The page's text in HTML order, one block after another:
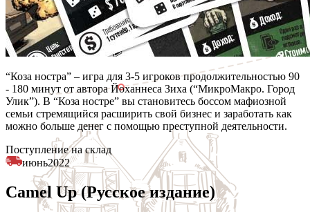
“Коза ностра” – игра для 3-5 игроков продолжительностью 90
- 180 минут от автора Йоханнеса Зиха (“МикроМакро. Город
Улик”). В “Коза ностре” вы становитесь боссом мафиозной
семьи стремящийся расширить свой бизнес и заработать как
можно больше денег с помощью преступной деятельности.
Поступление на склад
июнь2022
Camel Up (Русское издание)